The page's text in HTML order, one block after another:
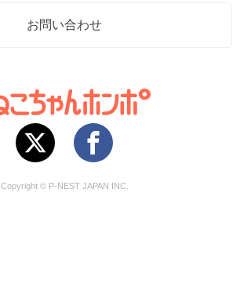
お問い合わせ
Copyright © P-NEST JAPAN INC.